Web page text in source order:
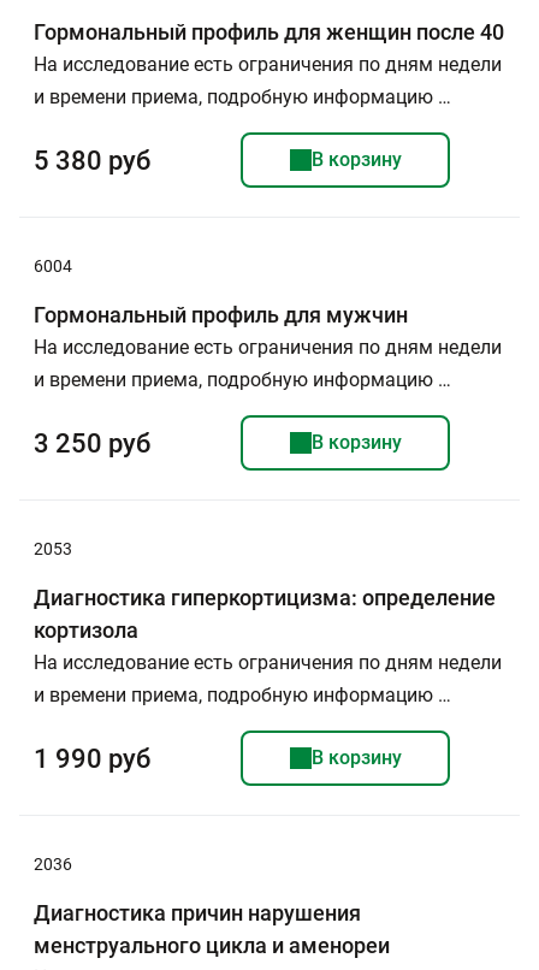
Гормональный профиль для женщин после 40
На исследование есть ограничения по дням недели
и времени приема, подробную информацию …
5 380 руб В корзину
6004
Гормональный профиль для мужчин
На исследование есть ограничения по дням недели
и времени приема, подробную информацию …
3 250 руб В корзину
2053
Диагностика гиперкортицизма: определение
кортизола
На исследование есть ограничения по дням недели
и времени приема, подробную информацию …
1 990 руб В корзину
2036
Диагностика причин нарушения
менструального цикла и аменореи